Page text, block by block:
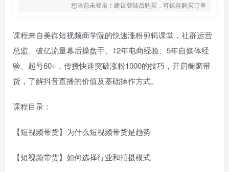
您当前未登录！建议登陆后购买，可保存购买订单
课程来自美御短视频商学院的快速涨粉剪辑课堂，社群运营
总监、破亿流量幕后操盘手、12年电商经验、5年自媒体经
验、起号60+，传授快速突破涨粉1000的技巧，开启橱窗带
货，了解抖音直播的价值及基础操作方式。
课程目录：
【短视频带货】为什么短视频带货是趋势
【短视频带货】如何选择行业和拍摄模式